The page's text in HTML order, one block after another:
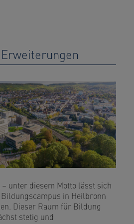
– unter diesem Motto lässt sich
in Heilbronn
Dieser Raum für Bildung
stetig und